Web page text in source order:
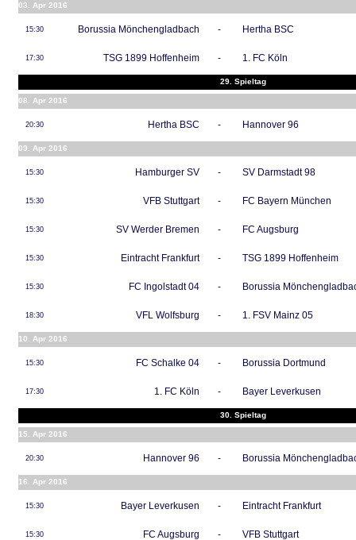
03. Apr 2016
15:30 Borussia Mönchengladbach - Hertha BSC
17:30 TSG 1899 Hoffenheim - 1. FC Köln
29. Spieltag
08. Apr 2016
20:30 Hertha BSC - Hannover 96
09. Apr 2016
15:30 Hamburger SV - SV Darmstadt 98
15:30 VFB Stuttgart - FC Bayern München
15:30 SV Werder Bremen - FC Augsburg
15:30 Eintracht Frankfurt - TSG 1899 Hoffenheim
15:30 FC Ingolstadt 04 - Borussia
18:30 VFL Wolfsburg - 1. FSV Mainz 05
10. Apr 2016
15:30 FC Schalke 04 - Borussia Dortmund
17:30 1. FC Köln - Bayer Leverkusen
30. Spieltag
15. Apr 2016
20:30 Hannover 96 - Borussia
16. Apr 2016
15:30 Bayer Leverkusen - Eintracht Frankfurt
15:30 FC Augsburg - VFB Stuttgart